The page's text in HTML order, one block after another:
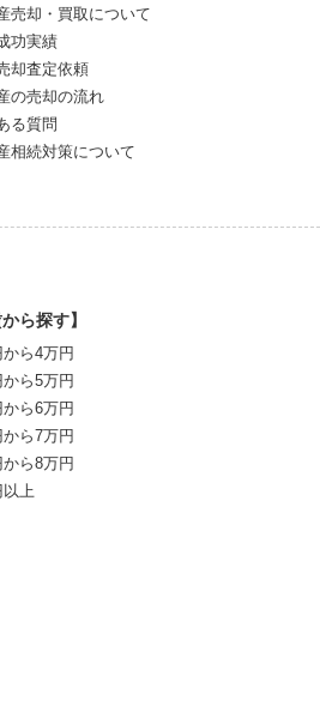
売却・買取について
功実績
却査定依頼
の売却の流れ
る質問
相続対策について
から探す】
ら4万円
ら5万円
ら6万円
ら7万円
ら8万円
以上